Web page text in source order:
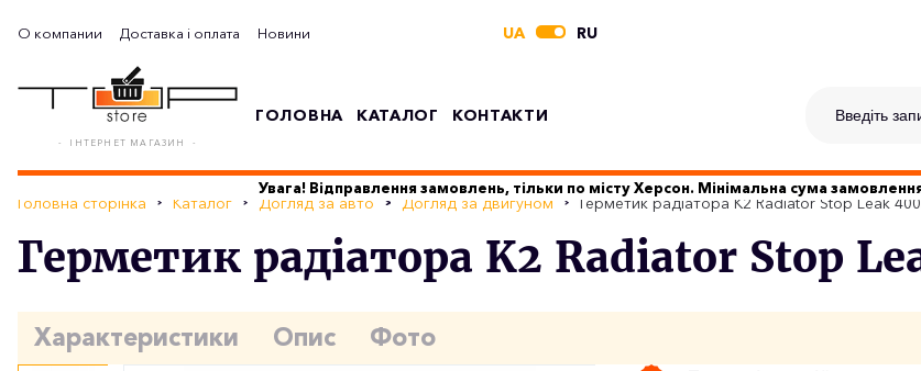
О компании Доставка і оплата Новини UA RU
- ІНТЕРНЕТ МАГАЗИН -
ГОЛОВНА КАТАЛОГ КОНТАКТИ
Увага! Відправлення замовлень, тільки по місту Херсон. Мінімальна сума
Головна сторінка Каталог Догляд за авто Догляд за двигуном Герметик радіатора K2 Radiator Stop Leak
Герметик радіатора K2 Radiator Stop
Характеристики Опис Фото